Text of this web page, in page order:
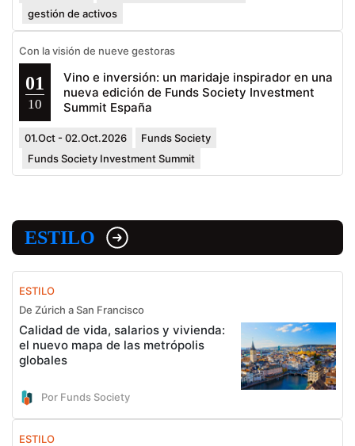
gestión de activos
Con la visión de nueve gestoras
01
10
Vino e inversión: un maridaje inspirador en una
nueva edición de Funds Society Investment
Summit España
01.Oct - 02.Oct.2026
Funds Society
Funds Society Investment Summit
ESTILO
ESTILO
De Zúrich a San Francisco
Calidad de vida, salarios y vivienda:
el nuevo mapa de las metrópolis
globales
Por Funds Society
ESTILO